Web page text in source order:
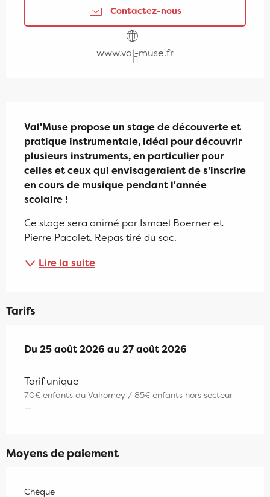
Contactez-nous
www.val-muse.fr
Val'Muse propose un stage de découverte et
pratique instrumentale, idéal pour découvrir
plusieurs instruments, en particulier pour
celles et ceux qui envisageraient de s'inscrire
en cours de musique pendant l'année
scolaire !
Ce stage sera animé par Ismael Boerner et
Pierre Pacalet. Repas tiré du sac.
Lire la suite
Tarifs
Du 25 août 2026 au 27 août 2026
Du 25 août 2026 au 27 août 2026
Tarif unique
70€ enfants du Valromey / 85€ enfants hors secteur
—
Moyens de paiement
Chèque